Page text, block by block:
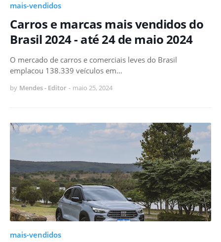
mais-vendidos
Carros e marcas mais vendidos do
Brasil 2024 - até 24 de maio 2024
O mercado de carros e comerciais leves do Brasil
emplacou 138.339 veículos em…
by Mendes - Editor - maio 25, 2024
mais-vendidos